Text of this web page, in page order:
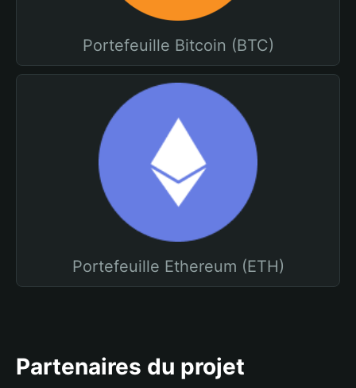
Portefeuille Bitcoin (BTC)
Portefeuille Ethereum (ETH)
Partenaires du projet